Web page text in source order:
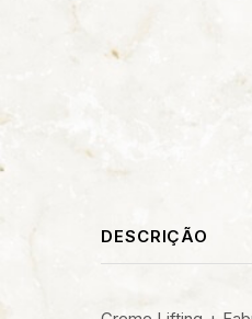
DESCRIÇÃO